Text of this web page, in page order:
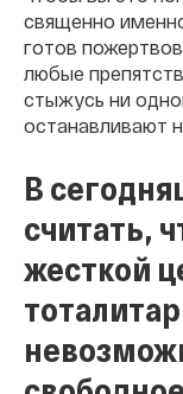
священно
готов
любые
стыжусь ни
останавливают
В
считать,
жесткой